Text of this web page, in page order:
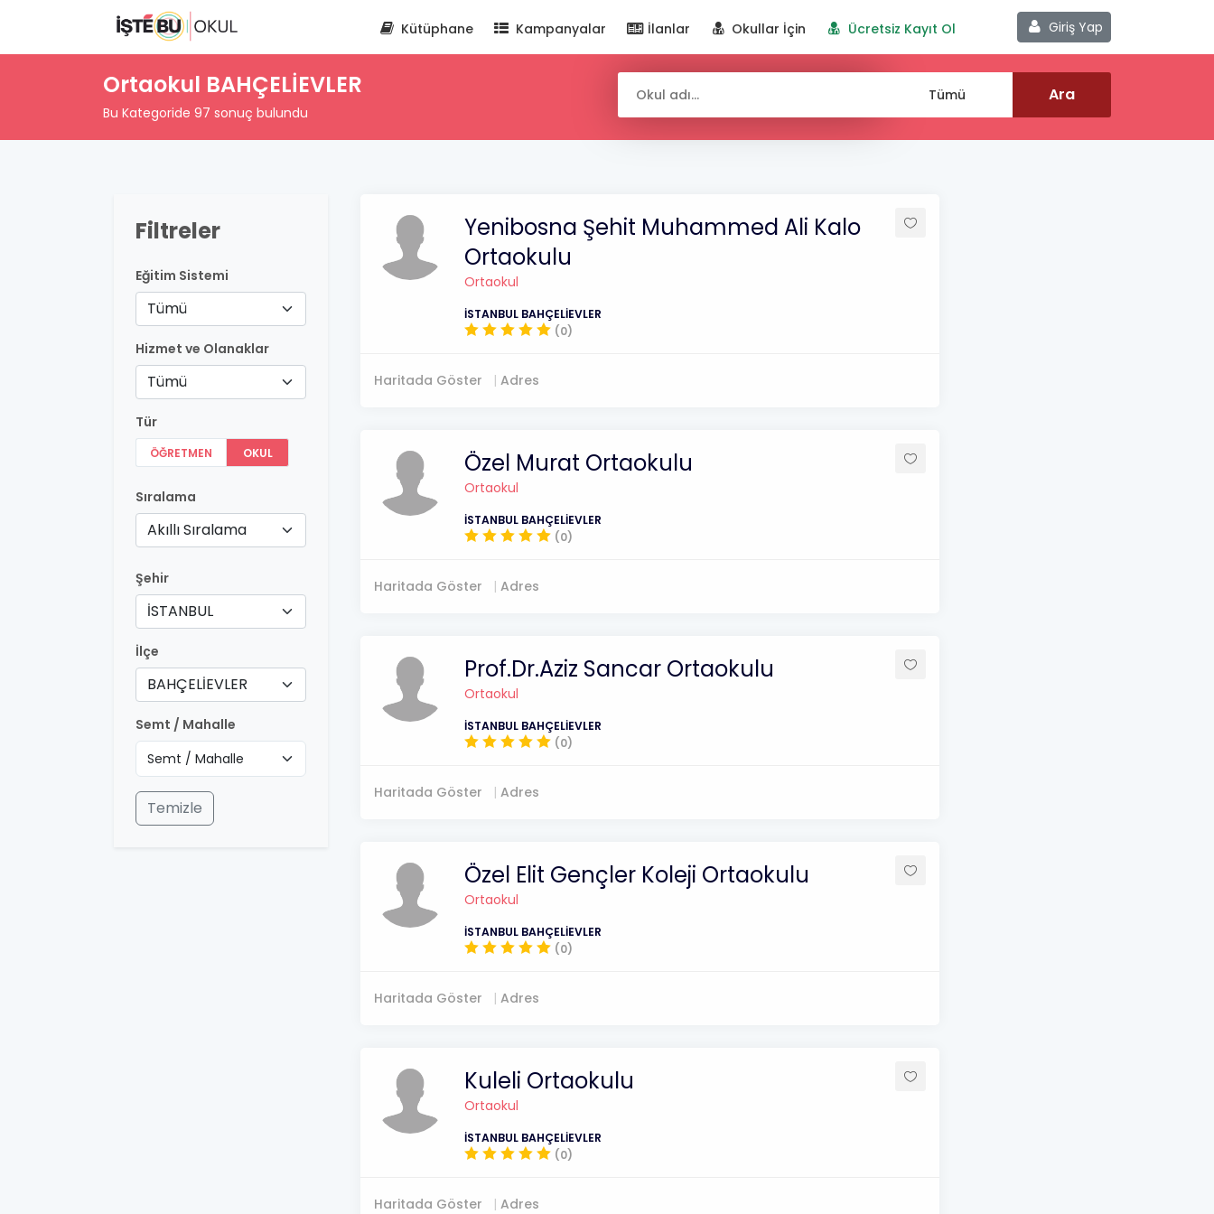
Giriş Yap
Kütüphane Kampanyalar İlanlar Okullar İçin Ücretsiz Kayıt Ol
Ortaokul BAHÇELİEVLER
Bu Kategoride 97 sonuç bulundu
Filtreler
Eğitim Sistemi
Tümü
Hizmet ve Olanaklar
Tümü
Tür
ÖĞRETMEN OKUL
Sıralama
Akıllı Sıralama
Şehir
İSTANBUL
İlçe
BAHÇELİEVLER
Semt / Mahalle
Temizle
Yenibosna Şehit Muhammed Ali Kalo
Ortaokulu
Ortaokul
İSTANBUL BAHÇELİEVLER
(0)
Haritada Göster Adres
Özel Murat Ortaokulu
Ortaokul
İSTANBUL BAHÇELİEVLER
(0)
Haritada Göster Adres
Prof.Dr.Aziz Sancar Ortaokulu
Ortaokul
İSTANBUL BAHÇELİEVLER
(0)
Haritada Göster Adres
Özel Elit Gençler Koleji Ortaokulu
Ortaokul
İSTANBUL BAHÇELİEVLER
(0)
Haritada Göster Adres
Kuleli Ortaokulu
Ortaokul
İSTANBUL BAHÇELİEVLER
(0)
Haritada Göster Adres